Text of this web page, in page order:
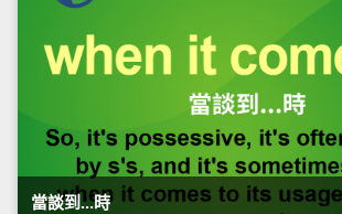
當談到...時